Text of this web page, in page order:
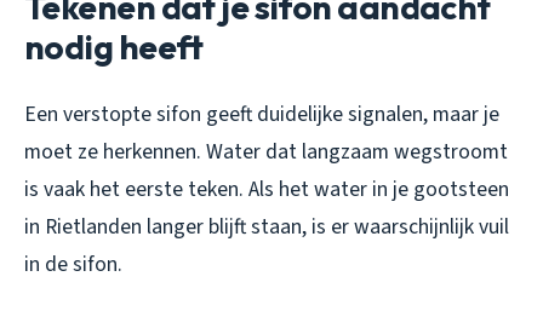
nodig heeft
Een verstopte sifon geeft duidelijke signalen, maar je
moet ze herkennen. Water dat langzaam wegstroomt
is vaak het eerste teken. Als het water in je gootsteen
in Rietlanden langer blijft staan, is er waarschijnlijk vuil
in de sifon.